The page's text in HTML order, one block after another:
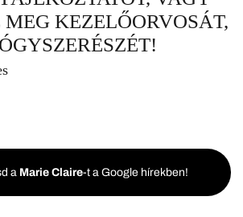
KEZELŐORVOSÁT,
a Marie Claire-t a Google hírekben!